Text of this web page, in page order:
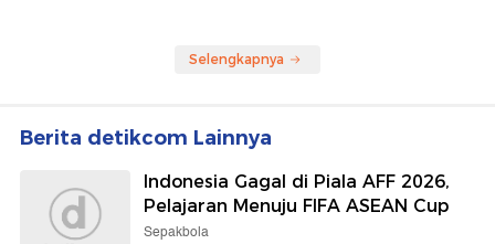
Selengkapnya
Berita detikcom Lainnya
Indonesia Gagal di Piala AFF 2026,
Pelajaran Menuju FIFA ASEAN Cup
Sepakbola